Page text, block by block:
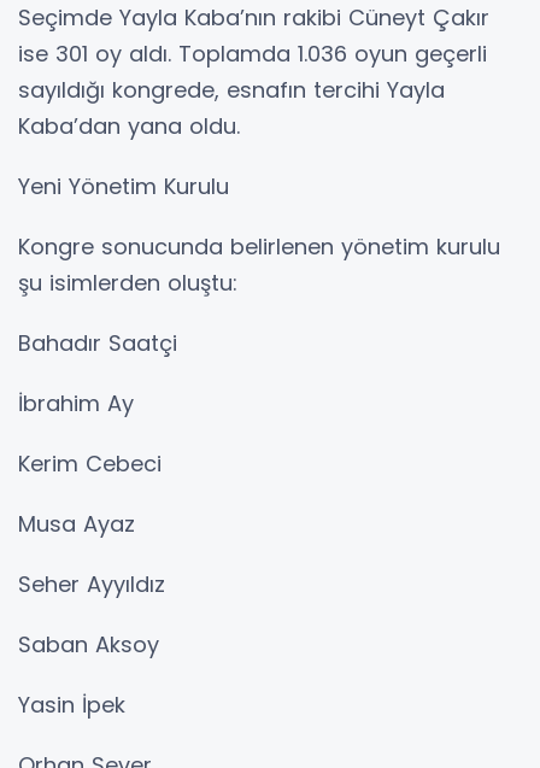
Seçimde Yayla Kaba’nın rakibi Cüneyt Çakır
ise 301 oy aldı. Toplamda 1.036 oyun geçerli
sayıldığı kongrede, esnafın tercihi Yayla
Kaba’dan yana oldu.
Yeni Yönetim Kurulu
Kongre sonucunda belirlenen yönetim kurulu
şu isimlerden oluştu:
Bahadır Saatçi
İbrahim Ay
Kerim Cebeci
Musa Ayaz
Seher Ayyıldız
Saban Aksoy
Yasin İpek